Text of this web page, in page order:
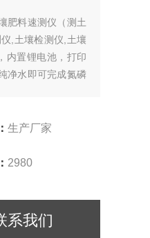
肥料速测仪（测土
,土壤检测仪,土壤
内置锂电池，打印
净水即可完成氮磷
生产厂家
2980
系我们